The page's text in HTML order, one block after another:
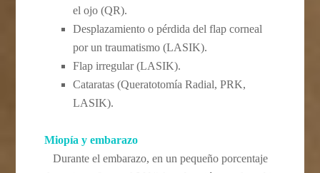
el ojo (QR).
Desplazamiento o pérdida del flap corneal
por un traumatismo (LASIK).
Flap irregular (LASIK).
Cataratas (Queratotomía Radial, PRK,
LASIK).
Miopía y embarazo
Durante el embarazo, en un pequeño porcentaje